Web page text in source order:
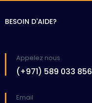
BESOIN D'AIDE?
Appelez nous
(+971) 589 033 856
Email